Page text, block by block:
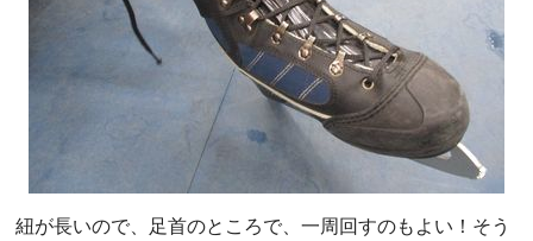
紐が長いので、足首のところで、一周回すのもよい！そう